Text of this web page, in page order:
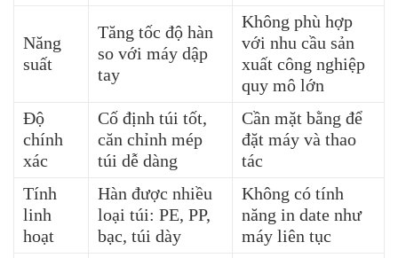
Năng
suất
Tăng tốc độ hàn
so với máy dập
tay
Không phù hợp
với nhu cầu sản
xuất công nghiệp
quy mô lớn
Độ
chính
xác
Cố định túi tốt,
căn chỉnh mép
túi dễ dàng
Cần mặt bằng để
đặt máy và thao
tác
Tính
linh
hoạt
Hàn được nhiều
loại túi: PE, PP,
bạc, túi dày
Không có tính
năng in date như
máy liên tục